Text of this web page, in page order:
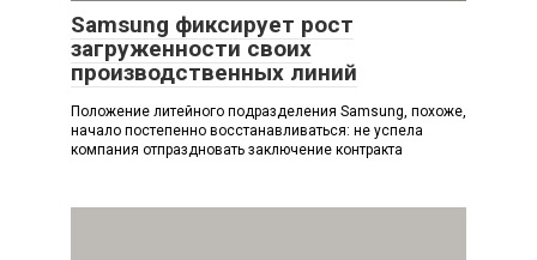
Samsung фиксирует рост
загруженности своих
производственных линий
Положение литейного подразделения Samsung, похоже,
начало постепенно восстанавливаться: не успела
компания отпраздновать заключение контракта